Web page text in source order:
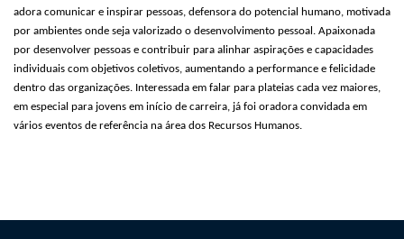
adora comunicar e inspirar pessoas, defensora do potencial humano, motivada
por ambientes onde seja valorizado o desenvolvimento pessoal. Apaixonada
por desenvolver pessoas e contribuir para alinhar aspirações e capacidades
individuais com objetivos coletivos, aumentando a performance e felicidade
dentro das organizações. Interessada em falar para plateias cada vez maiores,
em especial para jovens em início de carreira, já foi oradora convidada em
vários eventos de referência na área dos Recursos Humanos.